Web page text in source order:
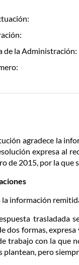
de la Administración:
agradece la
expresa al
de 2015, por la
información
trasladada
dos formas,
trabajo con la que
plantean, pero